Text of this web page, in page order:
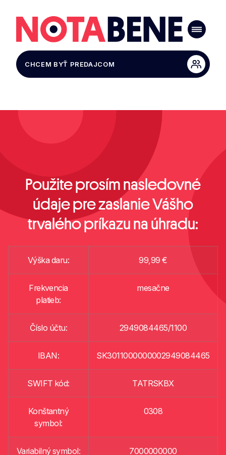
CHCEM BYŤ PREDAJCOM
Použite prosím nasledovné
údaje pre zaslanie Vášho
trvalého príkazu na úhradu:
Výška daru: 99,99 €
Frekvencia
platieb:
mesačne
Číslo účtu: 2949084465/1100
IBAN: SK3011000000002949084465
SWIFT kód: TATRSKBX
Konštantný
symbol:
0308
Variabilný symbol: 7000000000